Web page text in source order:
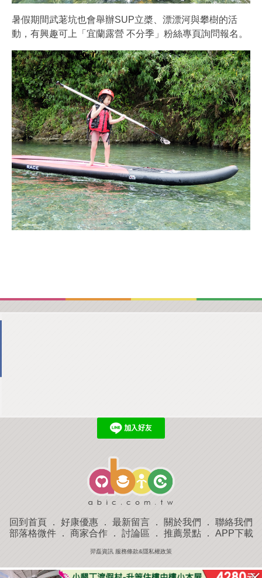
暑假期間武荖坑也會舉辦SUP立槳、漂漂河與攀樹的活
動，有興趣可上「宜蘭露營 不分季」粉絲專頁詢問報名。
回到首頁 ． 好康優惠 ． 最新留言 ． 關於我們 ． 聯絡我們
部落格微件． 商家合作． 討論區 ． 推薦景點． APP下載
羿磊資訊 服務條款&隱私權政策